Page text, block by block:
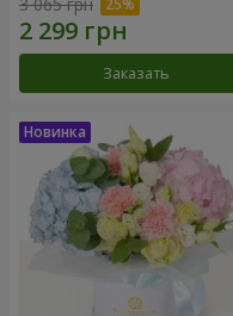
Заказать